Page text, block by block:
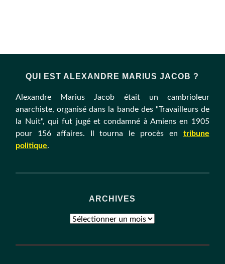
QUI EST ALEXANDRE MARIUS JACOB ?
Alexandre Marius Jacob était un cambrioleur
anarchiste, organisé dans la bande des "Travailleurs de
la Nuit", qui fut jugé et condamné à Amiens en 1905
pour 156 affaires. Il tourna le procès en tribune
politique.
ARCHIVES